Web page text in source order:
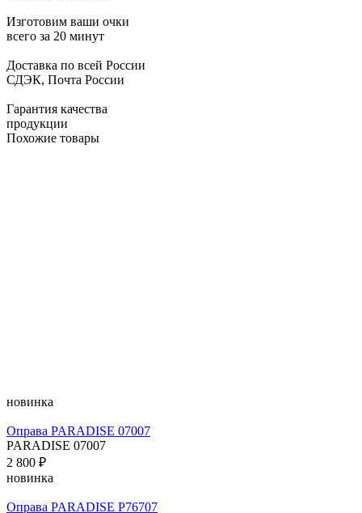
Изготовим ваши очки
всего за 20 минут
Доставка по всей России
СДЭК, Почта России
Гарантия качества
продукции
Похожие товары
новинка
Оправа PARADISE 07007
PARADISE 07007
2 800 ₽
новинка
Оправа PARADISE P76707